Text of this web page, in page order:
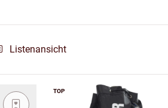
Listenansicht
TOP